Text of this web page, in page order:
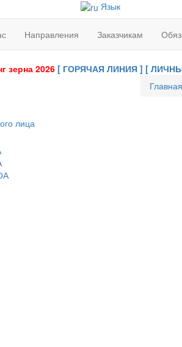
Язык
Направления Заказчикам
зерна 2026 [ ГОРЯЧАЯ ЛИНИЯ ] [
Главная
лица